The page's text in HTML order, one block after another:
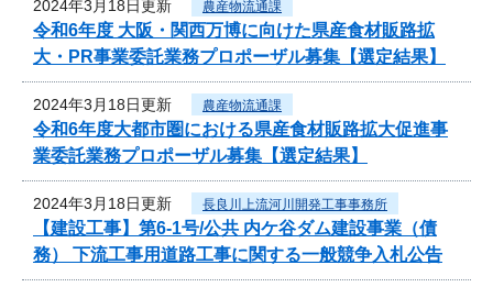
2024年3月18日更新 農産物流通課
令和6年度 大阪・関西万博に向けた県産食材販路拡
大・PR事業委託業務プロポーザル募集【選定結果】
2024年3月18日更新 農産物流通課
令和6年度大都市圏における県産食材販路拡大促進事
業委託業務プロポーザル募集【選定結果】
2024年3月18日更新 長良川上流河川開発工事事務所
【建設工事】第6-1号/公共 内ケ谷ダム建設事業（債
務） 下流工事用道路工事に関する一般競争入札公告